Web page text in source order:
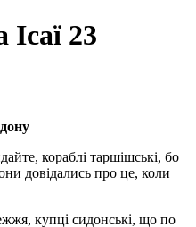
23
кораблі таршішські, бо
довідались про це, коли
купці сидонські, що по